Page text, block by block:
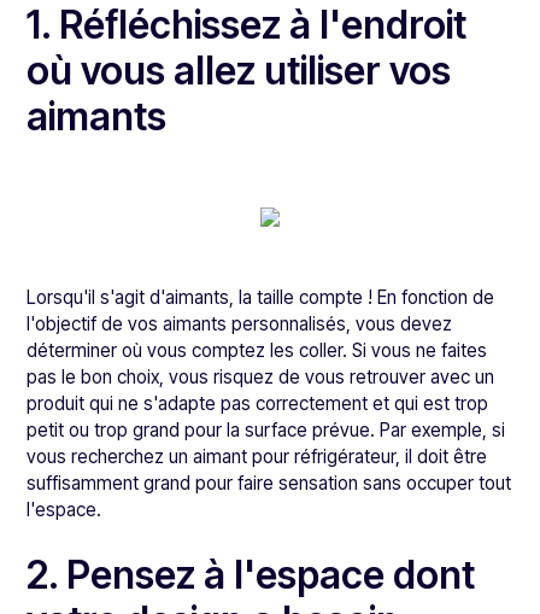
1. Réfléchissez à l'endroit
où vous allez utiliser vos
aimants
Lorsqu'il s'agit d'aimants, la taille compte ! En fonction de
l'objectif de vos aimants personnalisés, vous devez
déterminer où vous comptez les coller. Si vous ne faites
pas le bon choix, vous risquez de vous retrouver avec un
produit qui ne s'adapte pas correctement et qui est trop
petit ou trop grand pour la surface prévue. Par exemple, si
vous recherchez un aimant pour réfrigérateur, il doit être
suffisamment grand pour faire sensation sans occuper tout
l'espace.
2. Pensez à l'espace dont